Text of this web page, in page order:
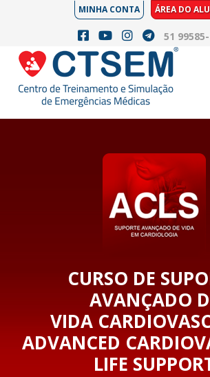
MINHA CONTA ÁREA DO
51
CURSO DE
AVANÇADO
VIDA
ADVANCED
LIFE